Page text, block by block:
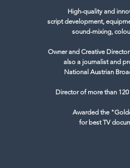
High-quality and
script development,
sound-mixing,
Owner and Creative
also a journalist and
National Austrian
Director of more than
Awarded the
for best TV